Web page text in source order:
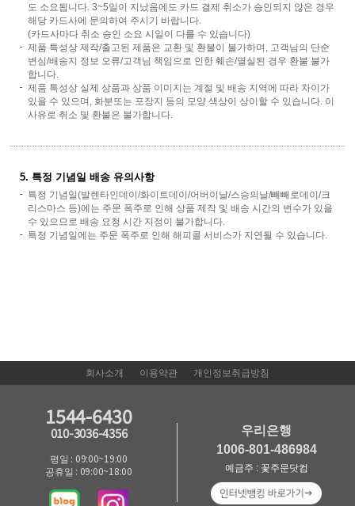
도 소요됩니다. 3~5일이 지났음에도 카드 결제 취소가 승인되지 않은 경우
해당 카드사에 문의하여 주시기 바랍니다.
(카드사마다 취소 승인 소요 시일이 다를 수 있습니다)
제품 특성상 제작/출고된 제품은 교환 및 환불이 불가하며, 고객님의 단순
변심/배송지 정보 오류/고객님 책임으로 인한 훼손/멸실된 경우 환불 불가
합니다.
제품 특성상 실제 상품과 상품 이미지는 계절 및 배송 지역에 따라 차이가
있을 수 있으며, 화분또는 포장지 등의 모양 색상이 상이할 수 있습니다. 이
사유로 취소 및 환불은 불가합니다.
5. 특정 기념일 배송 유의사항
특정 기념일(발렌타인데이/화이트데이/어버이날/스승의날/빼빼로데이/크
리스마스 등)에는 주문 폭주로 인해 상품 제작 및 배송 시간의 변수가 있을
수 있으므로 배송 요청 시간 지정이 불가합니다.
특정 기념일에는 주문 폭주로 인해 해피콜 서비스가 지연될 수 있습니다.
회사소개 이용약관 개인정보취급방침
1544-6430
010-3036-4356
평일 : 09:00~19:00
공휴일 : 09:00~18:00
우리은행
1006-801-486984
예금주 : 꽃주문닷컴